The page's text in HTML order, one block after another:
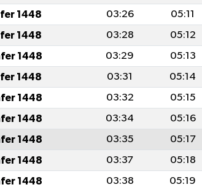
1448 03:26 05:11
1448 03:28 05:12
1448 03:29 05:13
1448 03:31 05:14
1448 03:32 05:15
1448 03:34 05:16
1448 03:35 05:17
1448 03:37 05:18
1448 03:38 05:19